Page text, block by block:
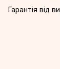
Гарантія від